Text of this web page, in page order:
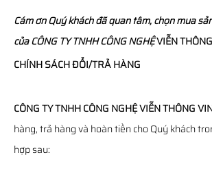
Cám ơn Quý khách đã quan tâm, chọn mua
củaCÔNG TY TNHH CÔNG NGHỆVIỄN THÔNG
CHÍNH SÁCH ĐỔI/TRẢ HÀNG
CÔNG TY TNHH CÔNG NGHỆ VIỄN THÔNG
hàng, trả hàng và hoàn tiền cho Quý khách
hợp sau: